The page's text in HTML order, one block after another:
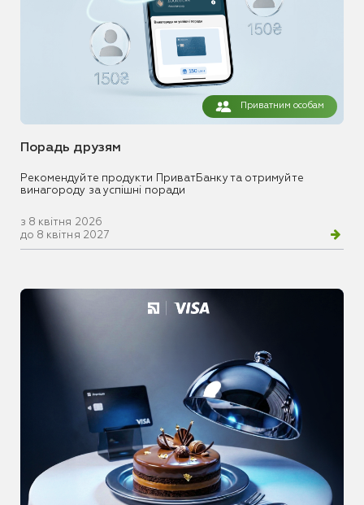
Приватним особам
Порадь друзям
Рекомендуйте продукти ПриватБанку та отримуйте
винагороду за успішні поради
з 8 квітня 2026
до 8 квітня 2027